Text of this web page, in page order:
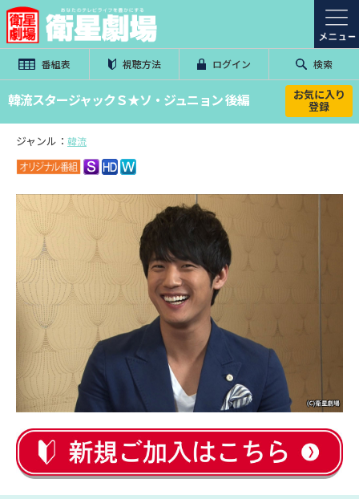
番組表 視聴方法 ログイン 検索
韓流スタージャックＳ★ソ・ジュニョン 後編 お気に入り
登録
ジャンル： 韓流